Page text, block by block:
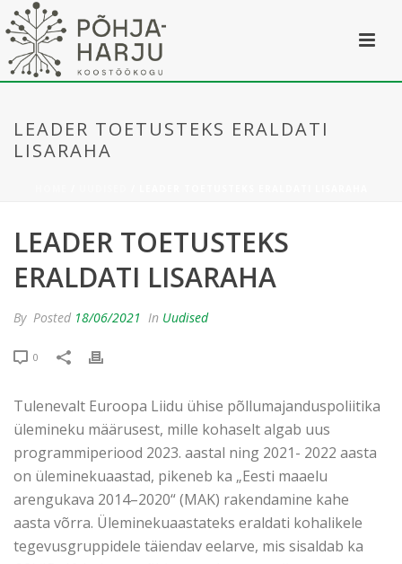
LEADER TOETUSTEKS ERALDATI
LISARAHA
LEADER TOETUSTEKS
ERALDATI LISARAHA
By Posted 18/06/2021 In Uudised
0
Tulenevalt Euroopa Liidu ühise põllumajanduspoliitika
ülemineku määrusest, mille kohaselt algab uus
programmiperiood 2023. aastal ning 2021- 2022 aasta
on üleminekuaastad, pikeneb ka „Eesti maaelu
arengukava 2014–2020“ (MAK) rakendamine kahe
aasta võrra. Üleminekuaastateks eraldati kohalikele
tegevusgruppidele täiendav eelarve, mis sisaldab ka